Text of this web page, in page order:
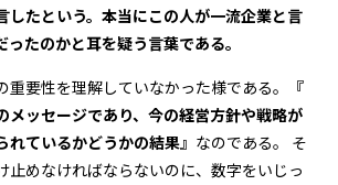
したという。本当にこの人が一流企業と言
たのかと耳を疑う言葉である。
重要性を理解していなかった様である。
『
メッセージであり、今の経営方針や戦略が
れているかどうかの結果』 なのである。 そ
止めなければならないのに、数字をいじっ